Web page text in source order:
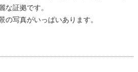
な証拠です。
の写真がいっぱいあります。